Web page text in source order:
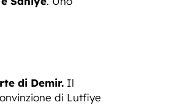
di Demir. Il
di Lutfiye